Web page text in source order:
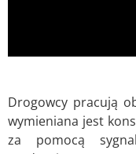
Drogowcy pracują
wymieniana jest
za pomocą